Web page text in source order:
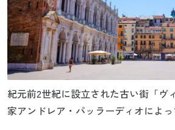
紀元前2世紀に設立された古い街「ヴ
家アンドレア・パッラーディオによ